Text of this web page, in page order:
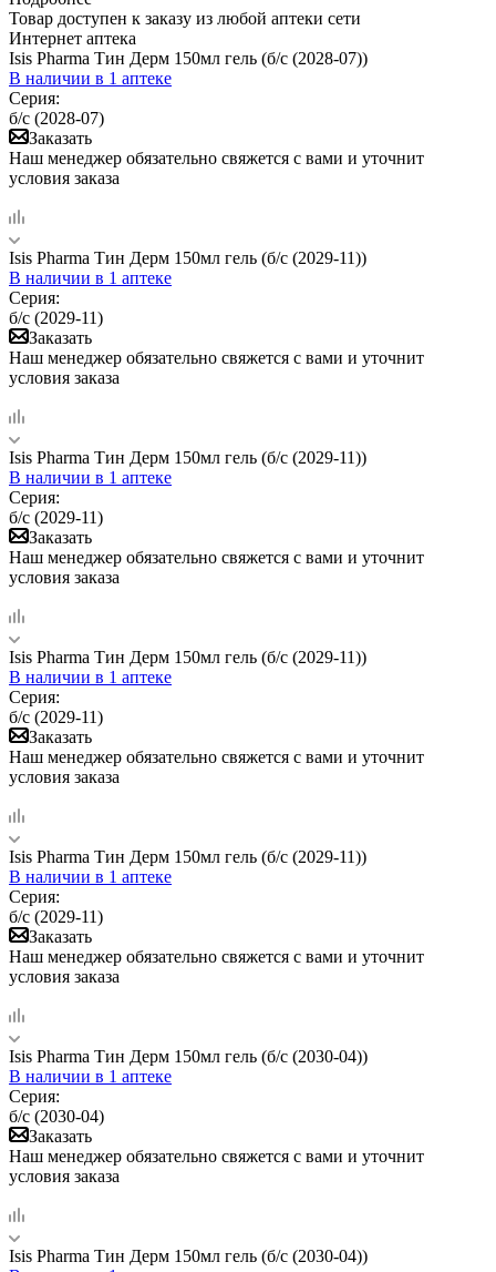
Товар доступен к заказу из любой аптеки сети
Интернет аптека
Isis Pharma Тин Дерм 150мл гель (б/с (2028-07))
В наличии в 1 аптеке
Серия:
б/с (2028-07)
Заказать
Наш менеджер обязательно свяжется с вами и уточнит
условия заказа
Isis Pharma Тин Дерм 150мл гель (б/с (2029-11))
В наличии в 1 аптеке
Серия:
б/с (2029-11)
Заказать
Наш менеджер обязательно свяжется с вами и уточнит
условия заказа
Isis Pharma Тин Дерм 150мл гель (б/с (2029-11))
В наличии в 1 аптеке
Серия:
б/с (2029-11)
Заказать
Наш менеджер обязательно свяжется с вами и уточнит
условия заказа
Isis Pharma Тин Дерм 150мл гель (б/с (2029-11))
В наличии в 1 аптеке
Серия:
б/с (2029-11)
Заказать
Наш менеджер обязательно свяжется с вами и уточнит
условия заказа
Isis Pharma Тин Дерм 150мл гель (б/с (2029-11))
В наличии в 1 аптеке
Серия:
б/с (2029-11)
Заказать
Наш менеджер обязательно свяжется с вами и уточнит
условия заказа
Isis Pharma Тин Дерм 150мл гель (б/с (2030-04))
В наличии в 1 аптеке
Серия:
б/с (2030-04)
Заказать
Наш менеджер обязательно свяжется с вами и уточнит
условия заказа
Isis Pharma Тин Дерм 150мл гель (б/с (2030-04))